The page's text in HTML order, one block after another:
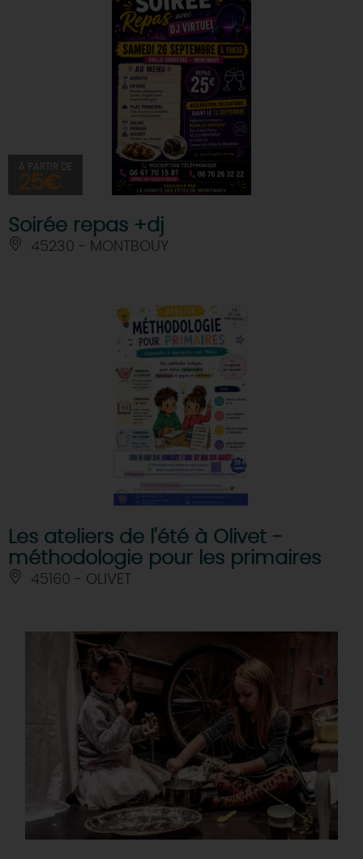
À PARTIR DE
25€
Soirée repas +dj
45230 - MONTBOUY
Les ateliers de l'été à Olivet -
méthodologie pour les primaires
45160 - OLIVET